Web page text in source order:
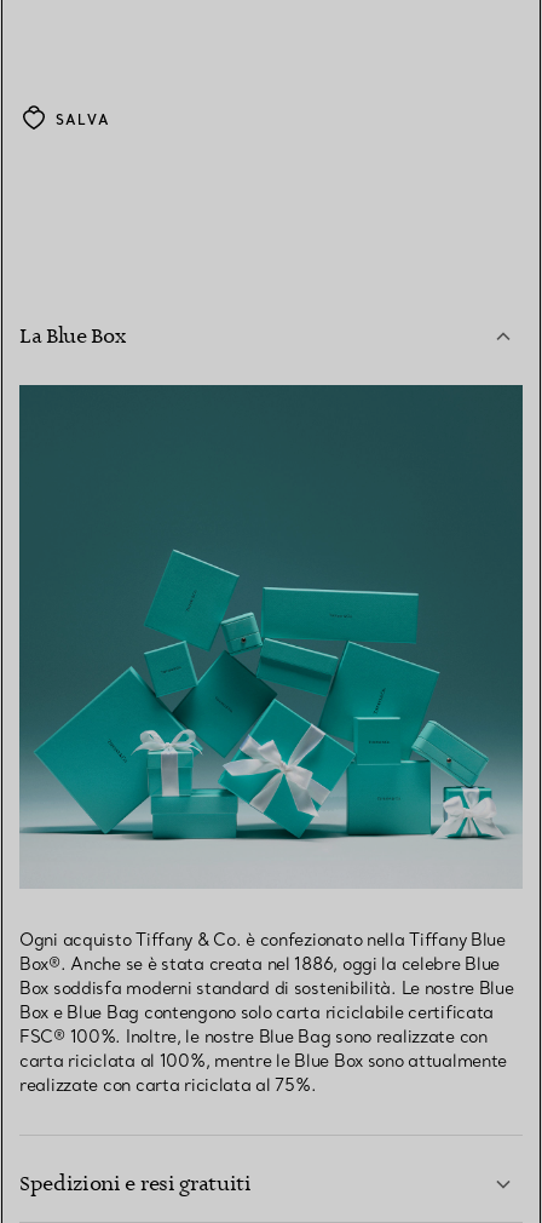
SALVA
La Blue Box
Ogni acquisto Tiffany & Co. è confezionato nella Tiffany Blue
Box®. Anche se è stata creata nel 1886, oggi la celebre Blue
Box soddisfa moderni standard di sostenibilità. Le nostre Blue
Box e Blue Bag contengono solo carta riciclabile certificata
FSC® 100%. Inoltre, le nostre Blue Bag sono realizzate con
carta riciclata al 100%, mentre le Blue Box sono attualmente
realizzate con carta riciclata al 75%.
Spedizioni e resi gratuiti